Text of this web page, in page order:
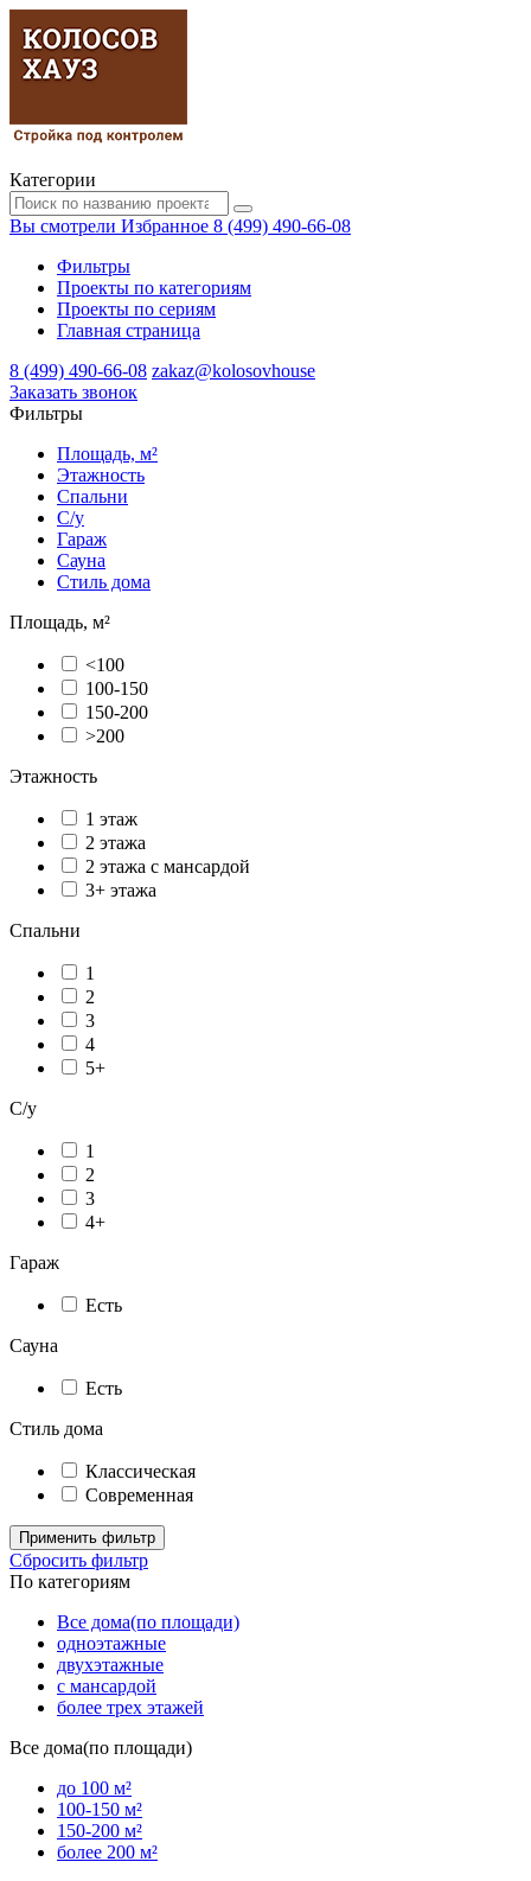
Категории
Вы смотрели Избранное 8 (499) 490-66-08
Фильтры
Проекты по категориям
Проекты по сериям
Главная страница
8 (499) 490-66-08 zakaz@kolosovhouse
3аказать звонок
Фильтры
Площадь, м²
Этажность
Спальни
С/у
Гараж
Сауна
Стиль дома
Площадь, м²
<100
100-150
150-200
>200
Этажность
1 этаж
2 этажа
2 этажа с мансардой
3+ этажа
Спальни
1
2
3
4
5+
С/у
1
2
3
4+
Гараж
Есть
Сауна
Есть
Стиль дома
Классическая
Современная
Применить фильтр
Сбросить фильтр
По категориям
Все дома(по площади)
одноэтажные
двухэтажные
с мансардой
более трех этажей
Все дома(по площади)
до 100 м²
100-150 м²
150-200 м²
более 200 м²